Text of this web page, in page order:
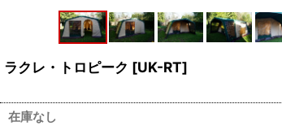
ラクレ・トロピーク [UK-RT]
在庫なし